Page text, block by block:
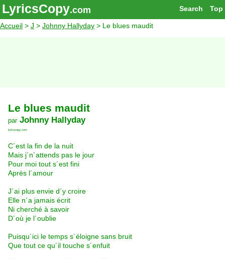
Top
Search
LyricsCopy.com
Accueil > J > Johnny Hallyday > Le blues maudit
Le blues maudit
par Johnny Hallyday
lyricscopy.com
C´est la fin de la nuit
Mais j´n´attends pas le jour
Pour moi tout s´est fini
Après l´amour
J´ai plus envie d´y croire
Elle n´a jamais écrit
Ni cherché à savoir
D´où je l´oublie
Puisqu´ici le temps s´éloigne sans bruit
Que tout ce qu´il touche s´enfuit